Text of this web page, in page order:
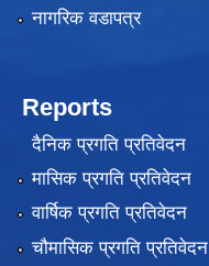
नागरिक वडापत्र
Reports
दैनिक प्रगति प्रतिवेदन
मासिक प्रगति प्रतिवेदन
वार्षिक प्रगति प्रतिवेदन
चौमासिक प्रगति प्रतिवेदन